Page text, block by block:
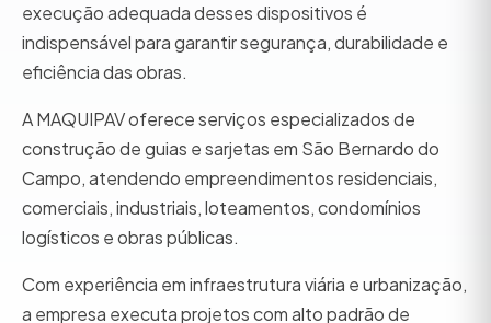
execução adequada desses dispositivos é
indispensável para garantir segurança, durabilidade e
eficiência das obras.
A MAQUIPAV oferece serviços especializados de
construção de guias e sarjetas em São Bernardo do
Campo, atendendo empreendimentos residenciais,
comerciais, industriais, loteamentos, condomínios
logísticos e obras públicas.
Com experiência em infraestrutura viária e urbanização,
a empresa executa projetos com alto padrão de